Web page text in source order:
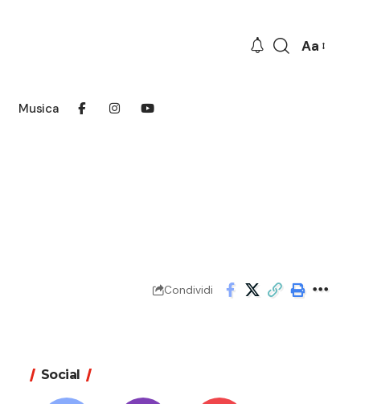
Font
Aa
Musica
Condividi
Social